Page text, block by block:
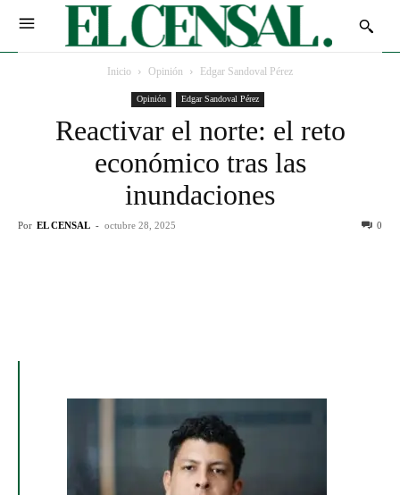
Inicio Opinión Edgar Sandoval Pérez
Opinión Edgar Sandoval Pérez
Reactivar el norte: el reto
económico tras las
inundaciones
Por EL CENSAL - octubre 28, 2025 0